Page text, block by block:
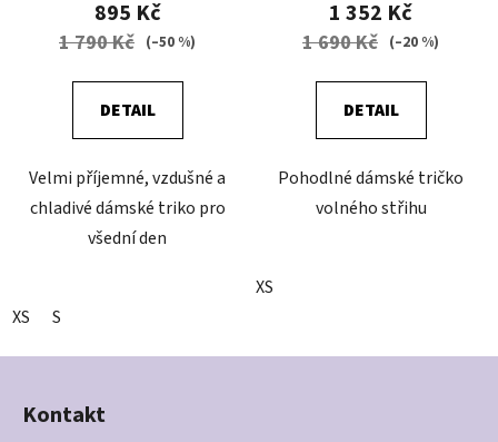
895 Kč
1 790 Kč (–50 %)
DETAIL
Velmi příjemné, vzdušné a
chladivé dámské triko pro
všední den
XS S
1 352 Kč
1 690 Kč (–20 %)
DETAIL
Pohodlné dámské tričko
volného střihu
XS
Z
Kontakt